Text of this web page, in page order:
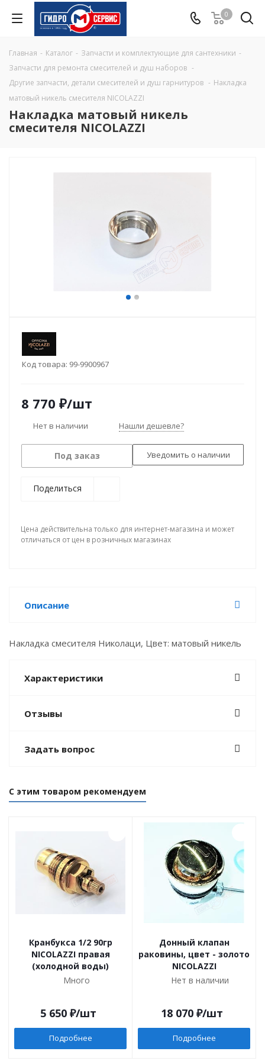
0
Главная - Каталог - Запчасти и комплектующие для сантехники -
Запчасти для ремонта смесителей и душ наборов -
Другие запчасти, детали смесителей и душ гарнитуров - Накладка
матовый никель смесителя NICOLAZZI
Накладка матовый никель
смесителя NICOLAZZI
Код товара: 99-9900967
8 770 ₽/шт
Нет в наличии Нашли дешевле?
Под заказ Уведомить о наличии
Поделиться
Цена действительна только для интернет-магазина и может
отличаться от цен в розничных магазинах
Описание
Накладка смесителя Николаци, Цвет: матовый никель
Характеристики
Отзывы
Задать вопрос
С этим товаром рекомендуем
Кранбукса 1/2 90гр
NICOLAZZI правая
(холодной воды)
Много
5 650 ₽/шт
Подробнее
Донный клапан
раковины, цвет - золото
NICOLAZZI
Нет в наличии
18 070 ₽/шт
Подробнее